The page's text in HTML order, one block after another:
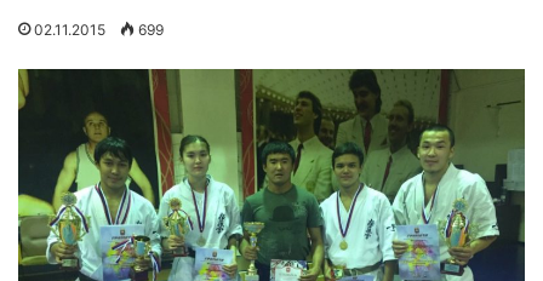
02.11.2015 699